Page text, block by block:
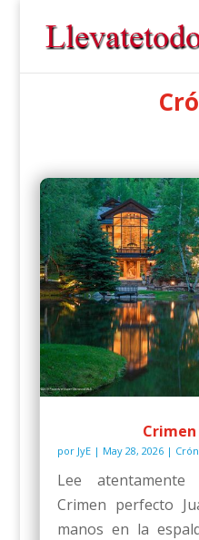
por JyE| May 28, 2026|
Lee
Crimen perfecto
manos en la